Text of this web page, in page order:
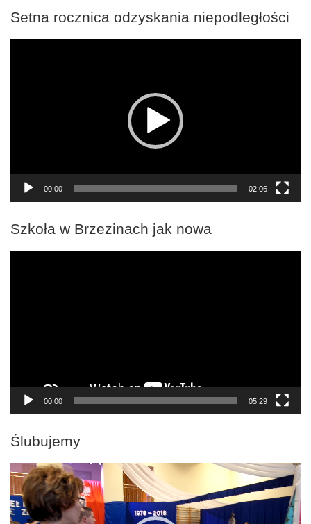
Setna rocznica odzyskania niepodległości
00:00 02:06
Szkoła w Brzezinach jak nowa
00:00 05:29
Ślubujemy
Odtwarzacz
video